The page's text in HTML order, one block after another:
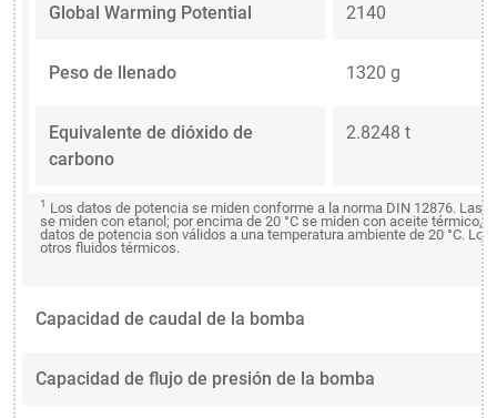
Global Warming Potential 2140
Peso de llenado 1320 g
Equivalente de dióxido de
carbono
2.8248 t
1 Los datos de potencia se miden conforme a la norma DIN 12876. Las
se miden con etanol; por encima de 20 °C se miden con aceite térmico,
datos de potencia son válidos a una temperatura ambiente de 20 °C.
otros fluidos térmicos.
Capacidad de caudal de la bomba
Capacidad de flujo de presión de la bomba